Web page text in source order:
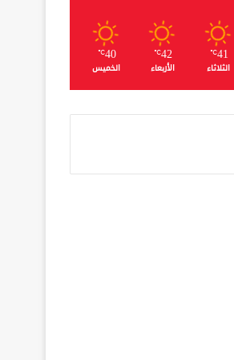
41
℃
الثلاثاء
42
℃
الأربعاء
40
℃
الخميس